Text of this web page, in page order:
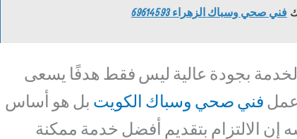
فني صحي وسباك الزهراء 69614593
بجودة عالية ليس فقط هدفًا يسعى
عمل فني صحي وسباك الكويت بل هو أساس
إن الالتزام بتقديم أفضل خدمة ممكنة